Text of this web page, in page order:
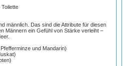
männlich. Das sind die Attribute für diesen
Männern ein Gefühl von Stärke verleiht –
und Mandarin)